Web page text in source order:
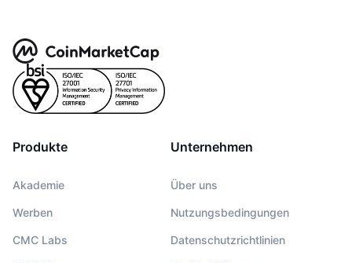
Produkte
Akademie
Werben
CMC Labs
Unternehmen
Über uns
Nutzungsbedingungen
Datenschutzrichtlinien